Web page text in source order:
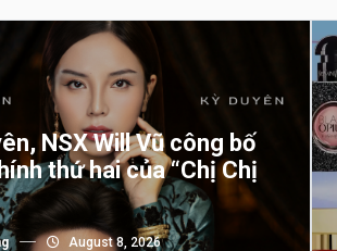
NSX Will Vũ công bố
thứ hai của “Chị Chị
August 8, 2026